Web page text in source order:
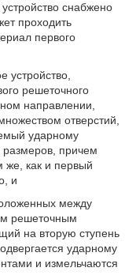
снабжено
проходить
первого
устройство,
решеточного
направлении,
отверстий,
ударному
размеров, причем
же, как и первый
и
между
решеточным
на вторую ступень
ударному
и измельчаются